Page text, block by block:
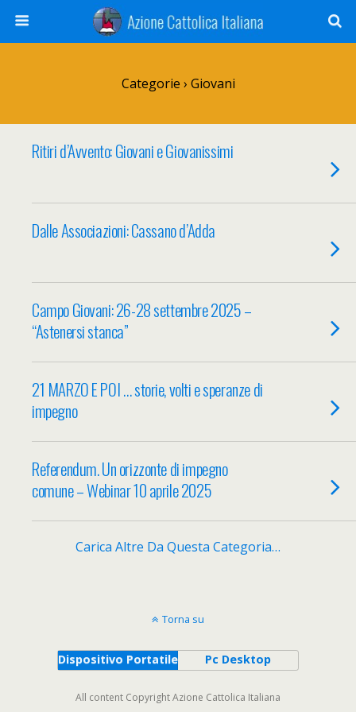
Categorie › Giovani
Ritiri d’Avvento: Giovani e Giovanissimi
Dalle Associazioni: Cassano d’Adda
Campo Giovani: 26-28 settembre 2025 –
“Astenersi stanca”
21 MARZO E POI … storie, volti e speranze di
impegno
Referendum. Un orizzonte di impegno
comune – Webinar 10 aprile 2025
Carica Altre Da Questa Categoria…
Torna su
Dispositivo Portatile Pc Desktop
All content Copyright Azione Cattolica Italiana